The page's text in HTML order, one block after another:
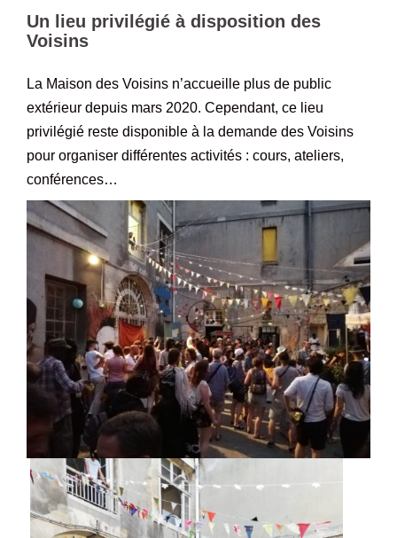
Un lieu privilégié à disposition des
Voisins
La Maison des Voisins n’accueille plus de public
extérieur depuis mars 2020. Cependant, ce lieu
privilégié reste disponible à la demande des Voisins
pour organiser différentes activités : cours, ateliers,
conférences…